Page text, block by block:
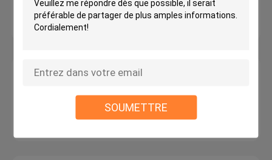
SOUMETTRE
GE FAO 14 ECG fil de connexion 420101-002 fils
d'électrocardiogramme de banane du CEI 4,0
Connecteur d'électrode d'ECG
Électrodes ECG à aspiration universelles
pédiatriques 6 pièces par électrode à aspiration